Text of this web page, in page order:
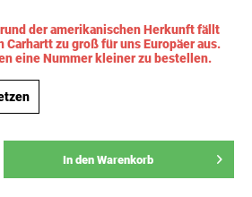
der amerikanischen Herkunft fällt
zu groß für uns Europäer aus.
eine Nummer kleiner zu bestellen.
In den Warenkorb